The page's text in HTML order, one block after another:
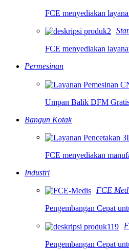
FCE menyediakan
FCE menyediakan
Permesinan
Umpan Balik DFM
Bangun Kotak
FCE menyediakan
Industri
FCE
Pengembangan Cepat
Pengembangan Cepat